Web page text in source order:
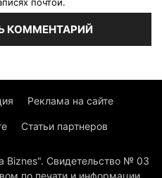
Реклама на сайте
Статьи партнеров
Biznes". Свидетельство № 03